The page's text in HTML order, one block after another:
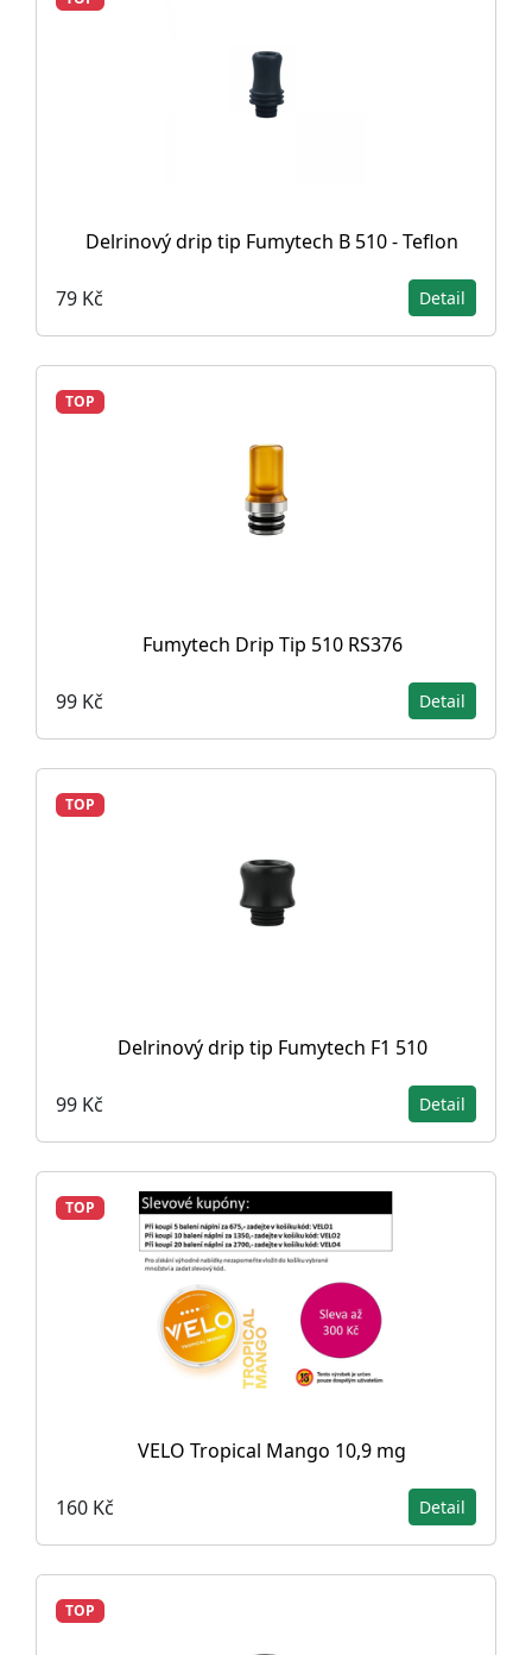
Delrinový drip tip Fumytech B 510 - Teflon
79 Kč Detail
TOP
Fumytech Drip Tip 510 RS376
99 Kč Detail
TOP
Delrinový drip tip Fumytech F1 510
99 Kč Detail
TOP
VELO Tropical Mango 10,9 mg
160 Kč Detail
TOP